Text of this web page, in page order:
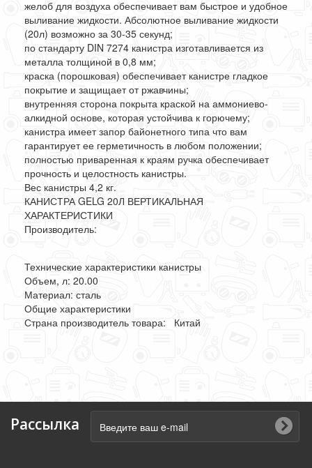
желоб для воздуха обеспечивает вам быстрое и удобное
выливание жидкости. Абсолютное выливание жидкости
(20л) возможно за 30-35 секунд;
по стандарту DIN 7274 канистра изготавливается из
металла толщиной в 0,8 мм;
краска (порошковая) обеспечивает канистре гладкое
покрытие и защищает от ржавчины;
внутренняя сторона покрыта краской на аммониево-
алкидной основе, которая устойчива к горючему;
канистра имеет запор байонетного типа что вам
гарантирует ее герметичность в любом положении;
полностью приваренная к краям ручка обеспечивает
прочность и целостность канистры.
Вес канистры 4,2 кг.
КАНИСТРА GELG 20Л ВЕРТИКАЛЬНАЯ
ХАРАКТЕРИСТИКИ
Производитель:
Технические характеристики канистры
Объем, л: 20.00
Материал: сталь
Общие характеристики
Страна производитель товара: Китай
Рассылка